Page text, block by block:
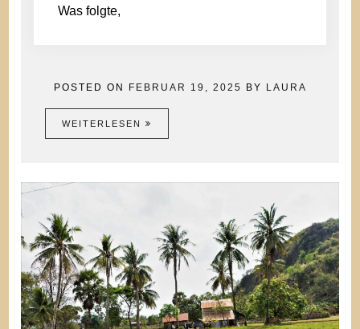
Was folgte,
POSTED ON FEBRUAR 19, 2025 BY LAURA
WEITERLESEN